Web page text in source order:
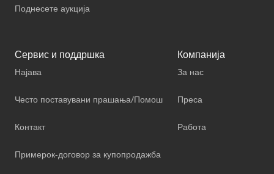
Поднесете аукција
Сервис и поддршка
Најава
Често поставувани прашања/Помош
Контакт
Примерок-договор за купопродажба
Компанија
За нас
Преса
Работа